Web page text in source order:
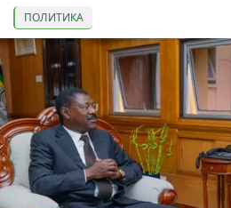
ПОЛИТИКА